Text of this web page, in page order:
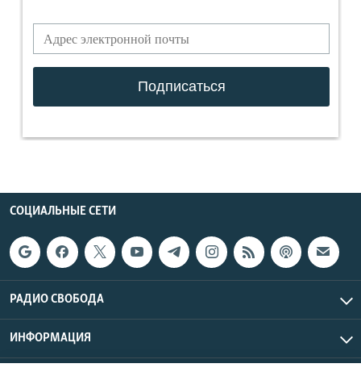
СОЦИАЛЬНЫЕ СЕТИ
РАДИО СВОБОДА
ИНФОРМАЦИЯ